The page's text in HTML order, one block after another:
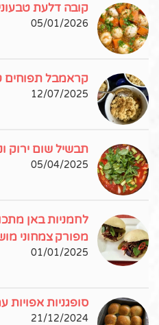
קובה דלעת
05/01/2026
קראמבל תפוחים
12/07/2025
תבשיל שום ירוק
05/04/2025
לחמניות באן
מפורק צמחוני
01/01/2025
סופגניות
21/12/2024